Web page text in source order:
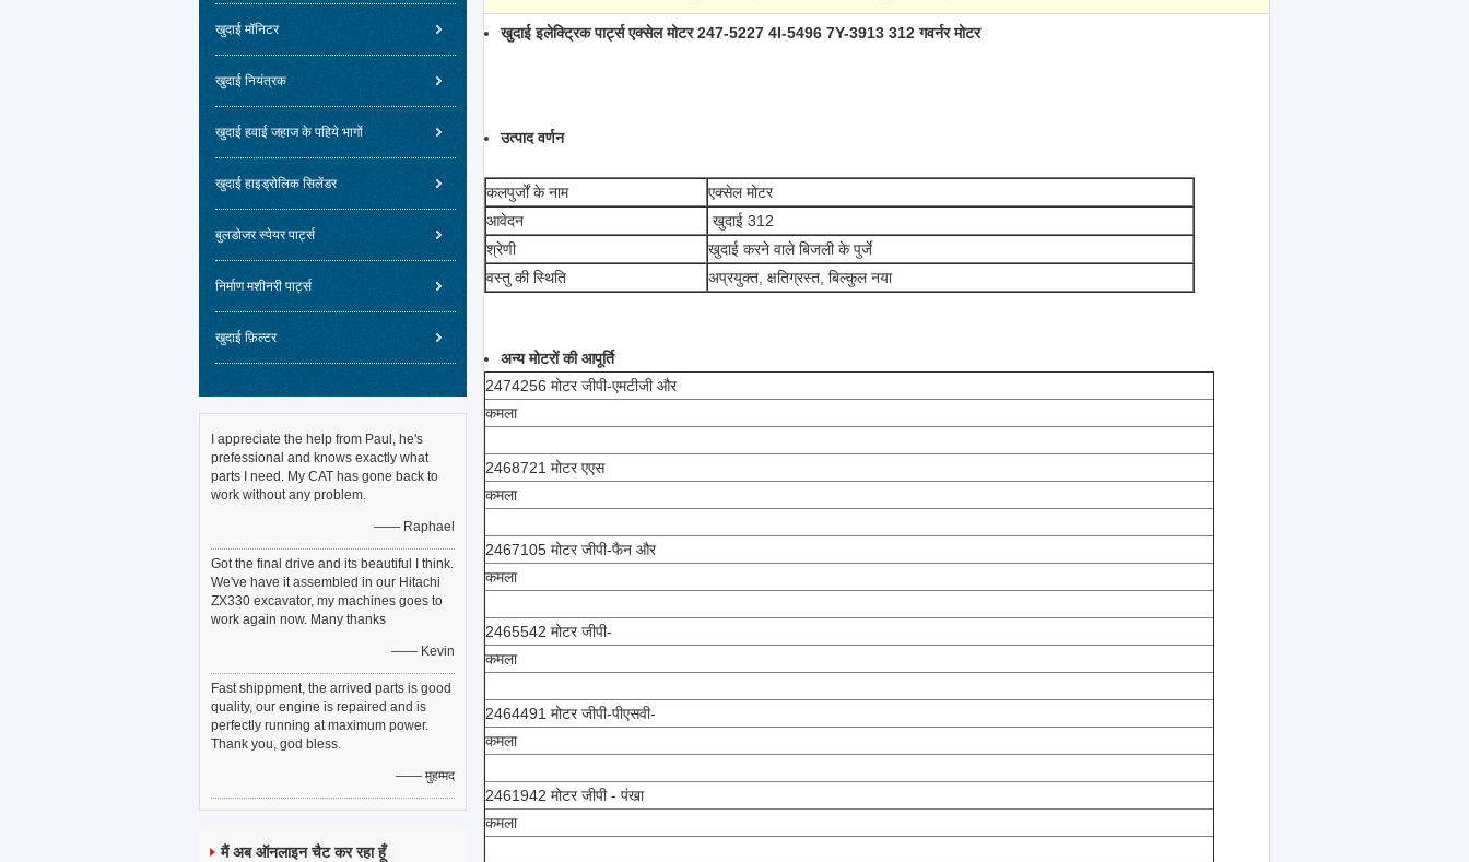
खुदाई मॉनिटर
खुदाई नियंत्रक
खुदाई हवाई जहाज के पहिये भागों
खुदाई हाइड्रोलिक सिलेंडर
बुलडोजर स्पेयर पार्ट्स
निर्माण मशीनरी पार्ट्स
खुदाई फ़िल्टर
I appreciate the help from Paul, he's
prefessional and knows exactly what
parts I need. My CAT has gone back to
work without any problem.
—— Raphael
Got the final drive and its beautiful I think.
We've have it assembled in our Hitachi
ZX330 excavator, my machines goes to
work again now. Many thanks
—— Kevin
Fast shippment, the arrived parts is good
quality, our engine is repaired and is
perfectly running at maximum power.
Thank you, god bless.
—— मुहम्मद
मैं अब ऑनलाइन चैट कर रहा हूँ
खुदाई इलेक्ट्रिक पार्ट्स एक्सेल मोटर 247-5227 4I-5496 7Y-3913 312 गवर्नर मोटर
उत्पाद वर्णन
कलपुर्जों के नाम
एक्सेल मोटर
आवेदन
खुदाई 312
श्रेणी
खुदाई करने वाले बिजली के पुर्जे
वस्तु की स्थिति
अप्रयुक्त, क्षतिग्रस्त, बिल्कुल नया
अन्य मोटरों की आपूर्ति
2474256 मोटर जीपी-एमटीजी और
कमला
2468721 मोटर एएस
कमला
2467105 मोटर जीपी-फैन और
कमला
2465542 मोटर जीपी-
कमला
2464491 मोटर जीपी-पीएसवी-
कमला
2461942 मोटर जीपी - पंखा
कमला